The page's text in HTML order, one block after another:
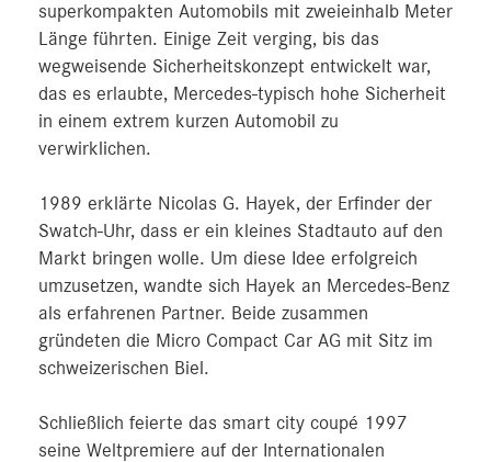
superkompakten Automobils mit zweieinhalb Meter
Länge führten. Einige Zeit verging, bis das
wegweisende Sicherheitskonzept entwickelt war,
das es erlaubte, Mercedes-typisch hohe Sicherheit
in einem extrem kurzen Automobil zu
verwirklichen.
1989 erklärte Nicolas G. Hayek, der Erfinder der
Swatch-Uhr, dass er ein kleines Stadtauto auf den
Markt bringen wolle. Um diese Idee erfolgreich
umzusetzen, wandte sich Hayek an Mercedes-Benz
als erfahrenen Partner. Beide zusammen
gründeten die Micro Compact Car AG mit Sitz im
schweizerischen Biel.
Schließlich feierte das smart city coupé 1997
seine Weltpremiere auf der Internationalen